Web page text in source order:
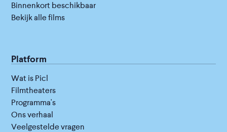
Binnenkort beschikbaar
Bekijk alle films
Platform
Wat is Picl
Filmtheaters
Programma's
Ons verhaal
Veelgestelde vragen